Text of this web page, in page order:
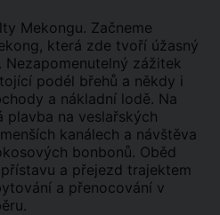
Mekongu. Začneme
která zde tvoří úžasný
Nezapomenutelný zážitek
podél břehů a někdy i
a nákladní lodě. Na
na veslařských
kanálech a návštěva
bonbonů. Oběd
a přejezd trajektem
a přenocování v